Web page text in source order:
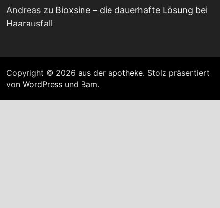
Andreaszu Bioxsine – die dauerhafte Lösung bei
Haarausfall
Copyright © 2026 aus der apotheke. Stolz präsentiert
von WordPressund Bam.